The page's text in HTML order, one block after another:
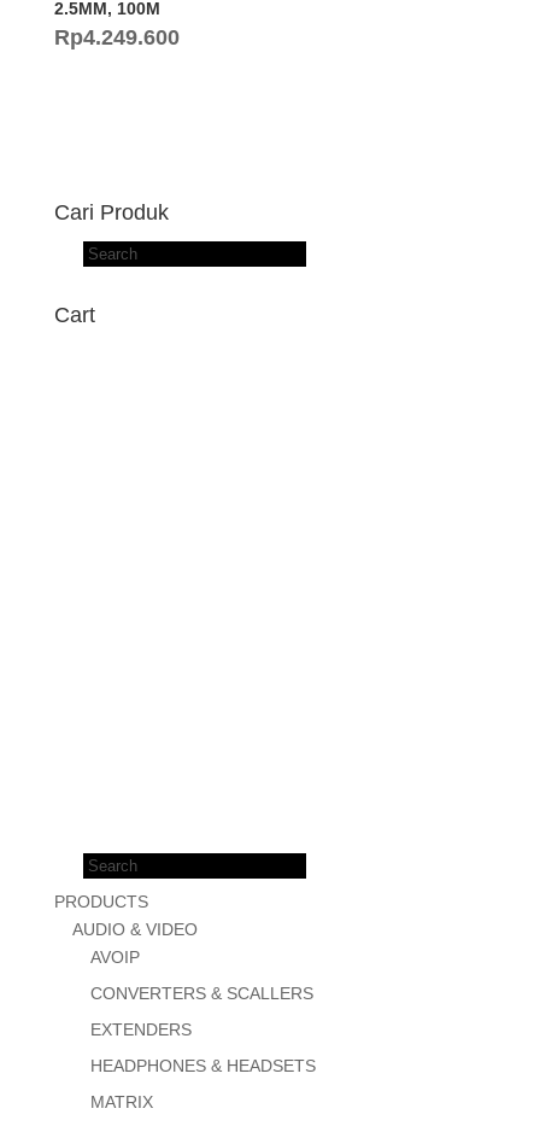
2.5MM, 100M
Rp4.249.600
Cari Produk
Products
Cart
Products
PRODUCTS
AUDIO & VIDEO
AVOIP
CONVERTERS & SCALLERS
EXTENDERS
HEADPHONES & HEADSETS
MATRIX